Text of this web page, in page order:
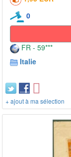
0
FR - 59***
Italie
+ ajout à ma sélection